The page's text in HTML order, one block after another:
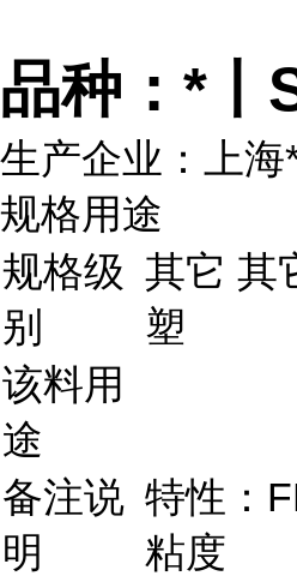
品种：*丨
生产企业：上海
规格用途
规格级
别
其它 其
塑
该料用
途
备注说
明
特性：
粘度